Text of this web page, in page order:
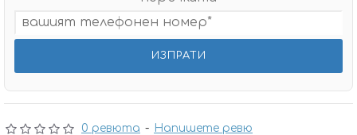
0 ревюта - Напишете ревю